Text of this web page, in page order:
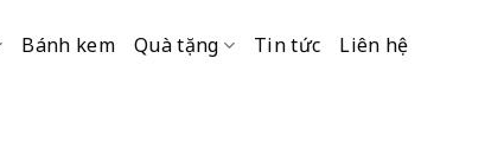
Bánh kem Quà tặng Tin tức Liên hệ